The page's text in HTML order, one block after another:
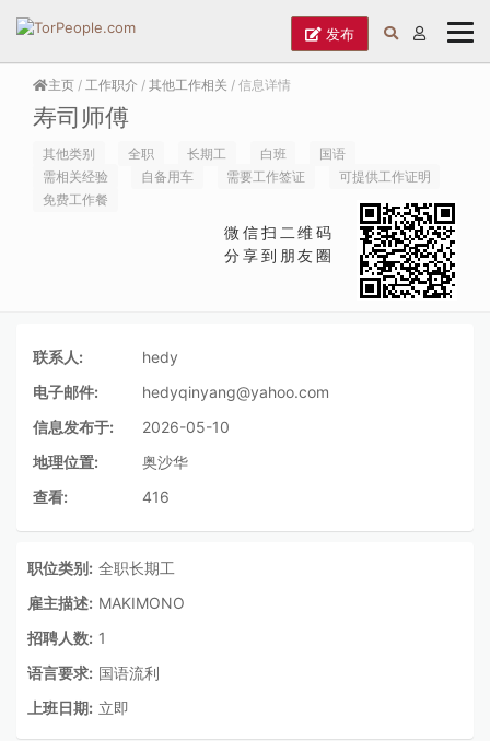
发布
主页 / 工作职介 / 其他工作相关 / 信息详情
寿司师傅
其他类别 全职 长期工 白班
国语
需相关经验
自备用车 需要工作签证
可提供工作证明
免费工作餐
微信扫二维码
分享到朋友圈
联系人:
hedy
电子邮件:
hedyqinyang@yahoo.com
信息发布于:
2026-05-10
地理位置:
奥沙华
查看:
416
职位类别: 全职长期工
雇主描述: MAKIMONO
招聘人数: 1
语言要求: 国语流利
上班日期: 立即